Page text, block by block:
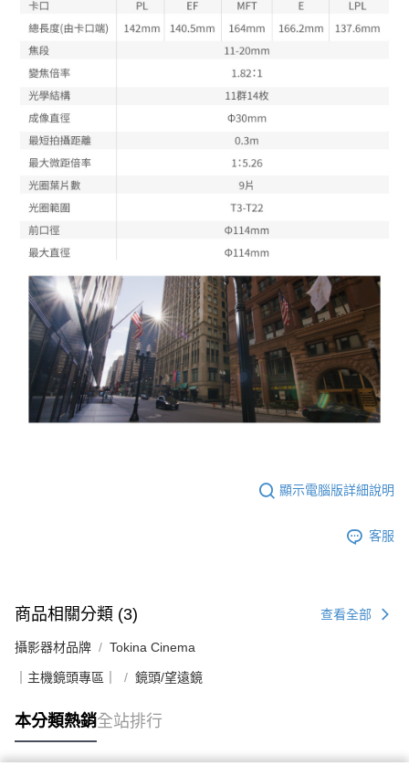
顯示電腦版詳細說明
客服
商品相關分類 (3) 查看全部
攝影器材品牌 Tokina Cinema
｜主機鏡頭專區｜ 鏡頭/望遠鏡
本分類熱銷全站排行